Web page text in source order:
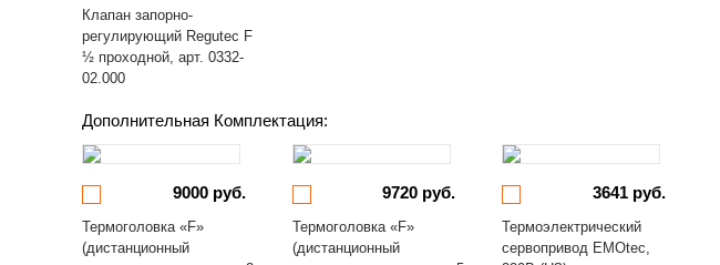
Клапан запорно-
регулирующий Regutec F
½ проходной, арт. 0332-
02.000
Дополнительная Комплектация:
9000 руб.
Термоголовка «F»
(дистанционный
9720 руб.
Термоголовка «F»
(дистанционный
3641 руб.
Термоэлектрический
сервопривод EMOtec,